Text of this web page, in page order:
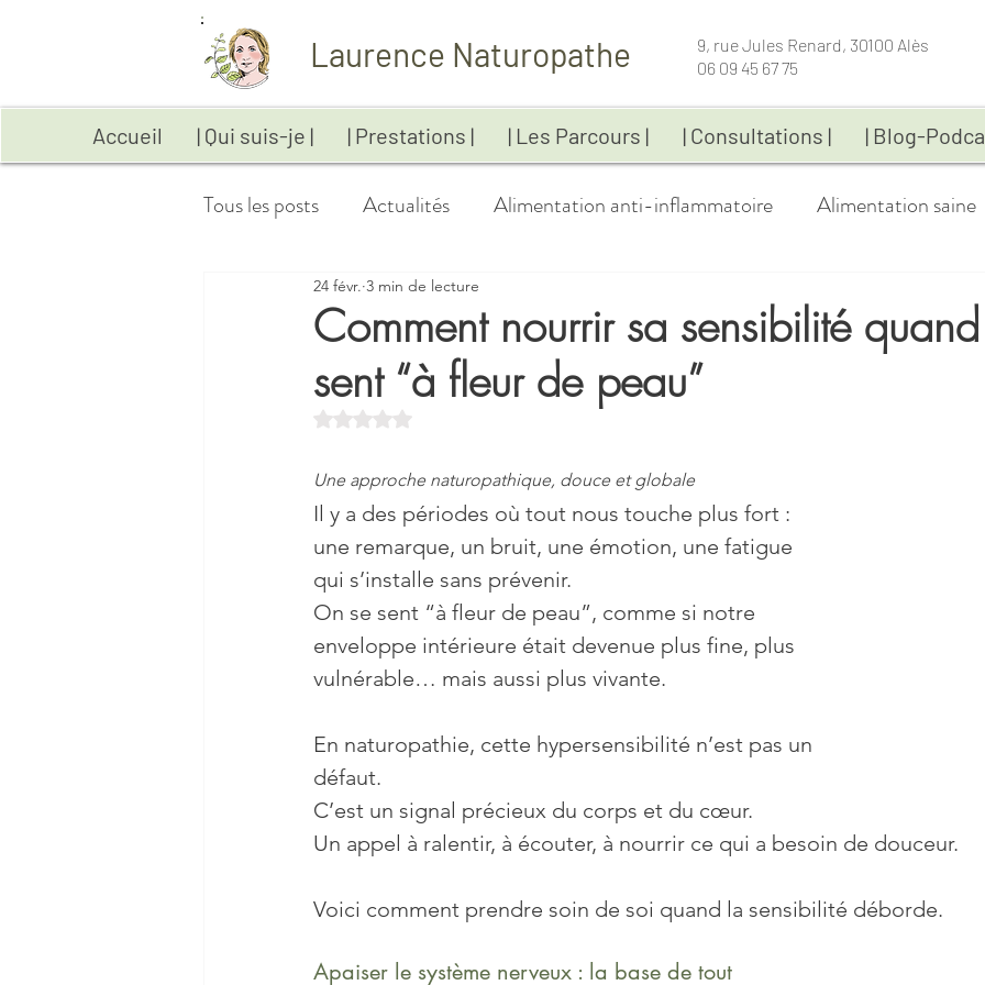
Laurence Naturopathe
9, rue Jules Renard, 30100 Alès
06 09 45 67 75
Accueil | Qui suis-je | | Prestations | | Les Parcours | | Consultations | | Blog-
Tous les posts Actualités Alimentation anti-inflammatoire Alimentation saine
Aromathérapie
Digestion Emotions Fatigue Gestion du poids
Maladies auto-immunes Maladies chroniques
Sommeil Stress Vie-quotidienne Prévention Sans gluten
Nutrition Cerveau
Comment nourrir sa sensibilité
sent “à fleur de peau”
24 févr. 3 min de lecture
Noté NaN étoiles sur 5.
Une approche naturopathique, douce et globale
Il y a des périodes où tout nous touche plus fort :
une remarque, un bruit, une émotion, une fatigue
qui s’installe sans prévenir.
On se sent “à fleur de peau”, comme si notre
enveloppe intérieure était devenue plus fine, plus
vulnérable… mais aussi plus vivante.
En naturopathie, cette hypersensibilité n’est pas un
défaut.
C’est un signal précieux du corps et du cœur.
Un appel à ralentir, à écouter, à nourrir ce qui a besoin de douceur.
Voici comment prendre soin de soi quand la sensibilité déborde.
Apaiser le système nerveux : la base de tout